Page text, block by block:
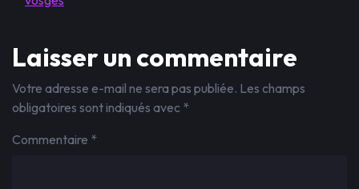
Laisser un commentaire
Votre adresse e-mail ne sera pas publiée. Les champs
obligatoires sont indiqués avec *
Commentaire *